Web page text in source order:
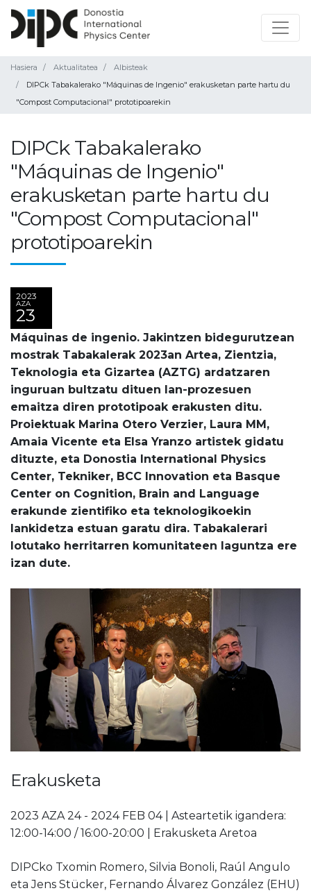
Hasiera Aktualitatea
Albisteak
DIPCk Tabakalerako "Máquinas de Ingenio" erakusketan parte hartu du
"Compost Computacional" prototipoarekin
DIPCk Tabakalerako
"Máquinas de Ingenio"
erakusketan parte hartu du
"Compost Computacional"
prototipoarekin
2023
AZA
23
Máquinas de ingenio. Jakintzen bidegurutzean
mostrak Tabakalerak 2023an Artea, Zientzia,
Teknologia eta Gizartea (AZTG) ardatzaren
inguruan bultzatu dituen lan-prozesuen
emaitza diren prototipoak erakusten ditu.
Proiektuak Marina Otero Verzier, Laura MM,
Amaia Vicente eta Elsa Yranzo artistek gidatu
dituzte, eta Donostia International Physics
Center, Tekniker, BCC Innovation eta Basque
Center on Cognition, Brain and Language
erakunde zientifiko eta teknologikoekin
lankidetza estuan garatu dira. Tabakalerari
lotutako herritarren komunitateen laguntza ere
izan dute.
Erakusketa
2023 AZA 24 - 2024 FEB 04 | Asteartetik igandera:
12:00-14:00 / 16:00-20:00 | Erakusketa Aretoa
DIPCko Txomin Romero, Silvia Bonoli, Raúl Angulo
eta Jens Stücker, Fernando Álvarez González (EHU)